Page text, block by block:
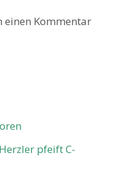
einen Kommentar
pfeift C-